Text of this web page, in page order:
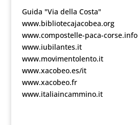
Guida "Via della Costa"
www.bibliotecajacobea.org
www.compostelle-paca-corse.info
www.iubilantes.it
www.movimentolento.it
www.xacobeo.es/it
www.xacobeo.fr
www.italiaincammino.it